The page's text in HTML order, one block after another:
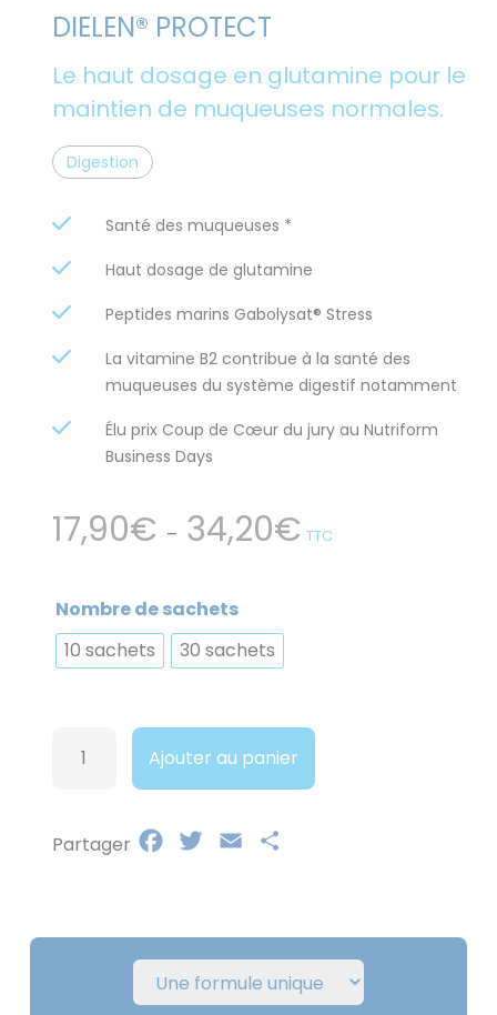
DIELEN® PROTECT
Le haut dosage en glutamine pour le
maintien de muqueuses normales.
Digestion
Santé des muqueuses *
Haut dosage de glutamine
Peptides marins Gabolysat® Stress
La vitamine B2 contribue à la santé des
muqueuses du système digestif notamment
Élu prix Coup de Cœur du jury au Nutriform
Business Days
17,90€ – 34,20€Plage
de
TTC
Nombre de sachets
10 sachets
30 sachets
Ajouter au panier
Partager FacebookTwitterEmail